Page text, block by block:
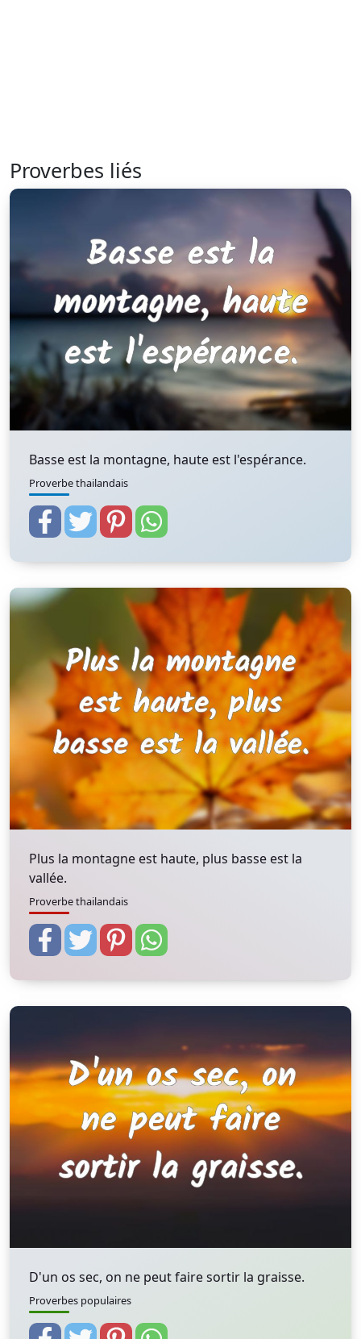
Proverbes liés
Basse est la montagne, haute est l'espérance.
Proverbe thailandais
Plus la montagne est haute, plus basse est la
vallée.
Proverbe thailandais
D'un os sec, on ne peut faire sortir la graisse.
Proverbes populaires